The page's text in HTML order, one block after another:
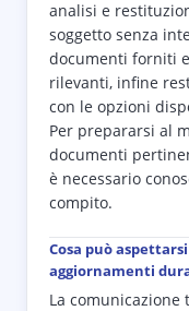
analisi e
soggetto senza
documenti forniti
rilevanti, infine
con le opzioni
Per prepararsi al
documenti
è necessario
compito.
Cosa può
aggiornamenti
La